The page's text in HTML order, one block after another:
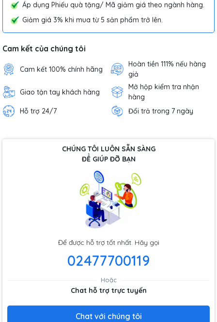
Áp dụng Phiếu quà tặng/ Mã giảm giá theo ngành hàng.
Giảm giá 3% khi mua từ 5 sản phẩm trở lên.
Cam kết của chúng tôi
Cam kết 100% chính hãng
Hoàn tiền 111% nếu hàng
giả
Giao tận tay khách hàng
Mở hộp kiểm tra nhận
hàng
Hỗ trợ 24/7
Đổi trả trong 7 ngày
CHÚNG TÔI LUÔN SẴN SÀNG
ĐỂ GIÚP ĐỠ BẠN
Để được hỗ trợ tốt nhất. Hãy gọi
02477700119
Hoặc
Chat hỗ trợ trực tuyến
Chat với chúng tôi